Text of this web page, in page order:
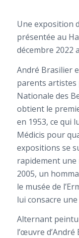
Une exposition
présentée au
décembre 2022
André Brasilier
parents artistes
Nationale des
obtient le
en 1953, ce qui
Médicis pour
expositions se
rapidement
2005, un
le musée de
lui consacre
Alternant
l’œuvre